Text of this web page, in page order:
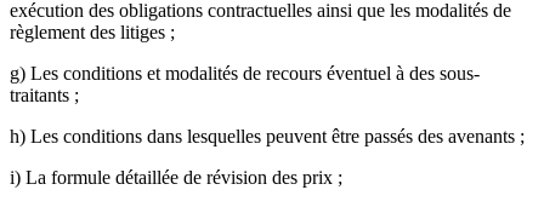
exécution des obligations contractuelles ainsi que les modalités de
règlement des litiges ;
g) Les conditions et modalités de recours éventuel à des sous-
traitants ;
h) Les conditions dans lesquelles peuvent être passés des avenants ;
i) La formule détaillée de révision des prix ;